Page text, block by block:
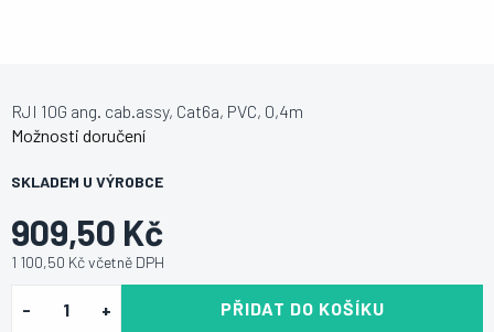
909,50 Kč
1 100,50 Kč včetně DPH
SKLADEM U VÝROBCE
Možnosti doručení
PŘIDAT DO KOŠÍKU
RJI 10G ang. cab.assy, Cat6a, PVC, 0,4m